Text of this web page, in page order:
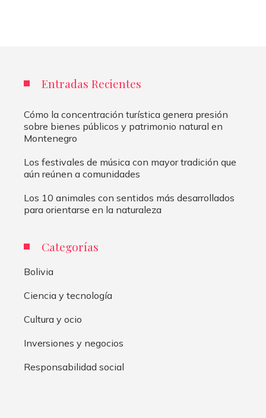
Entradas Recientes
Cómo la concentración turística genera presión
sobre bienes públicos y patrimonio natural en
Montenegro
Los festivales de música con mayor tradición que
aún reúnen a comunidades
Los 10 animales con sentidos más desarrollados
para orientarse en la naturaleza
Categorías
Bolivia
Ciencia y tecnología
Cultura y ocio
Inversiones y negocios
Responsabilidad social